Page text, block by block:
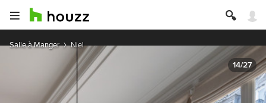
Salle à Manger Niel
14/27